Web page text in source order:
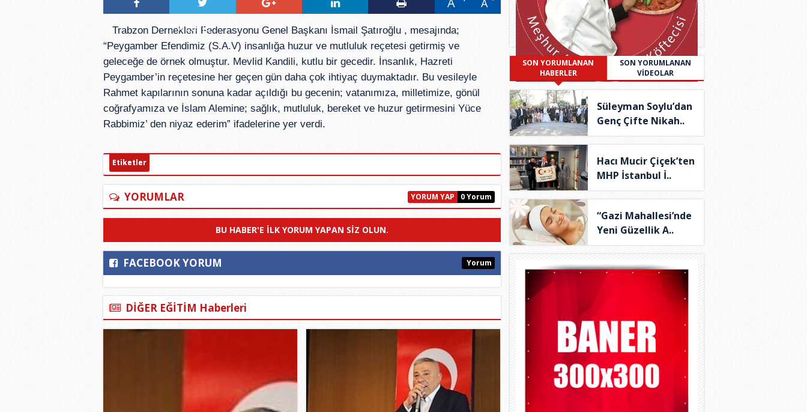
Tweetle
A
Trabzon Dernekleri Federasyonu Genel Başkanı İsmail Şatıroğlu , mesajında;
“Peygamber Efendimiz (S.A.V) insanlığa huzur ve mutluluk reçetesi getirmiş ve
geleceğe de örnek olmuştur. Mevlid Kandili, kutlu bir gecedir. İnsanlık, Hazreti
Peygamber’in reçetesine her geçen gün daha çok ihtiyaç duymaktadır. Bu vesileyle
Rahmet kapılarının sonuna kadar açıldığı bu gecenin; vatanımıza, milletimize, gönül
coğrafyamıza ve İslam Alemine; sağlık, mutluluk, bereket ve huzur getirmesini Yüce
Rabbimiz’ den niyaz ederim” ifadelerine yer verdi.
Etiketler
YORUMLAR 0 Yorum
YORUM YAP
BU HABER'E ILK YORUM YAPAN SIZ OLUN.
FACEBOOK YORUM Yorum
DİĞER EĞİTİM Haberleri
SON YORUMLANAN
HABERLER
SON YORUMLANAN
VİDEOLAR
Süleyman Soylu’dan
Genç Çifte Nikah..
Hacı Mucir Çiçek’ten
MHP İstanbul İ..
“Gazi Mahallesi’nde
Yeni Güzellik A..